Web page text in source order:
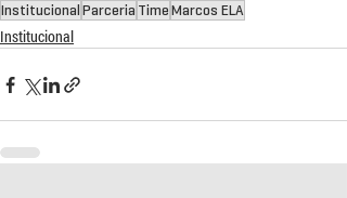
InstitucionalParceria TimeMarcos ELA
Institucional